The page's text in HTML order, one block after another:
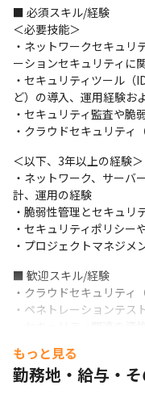
できる環境です
・各種セキュリティ施策
ができ、リーダーシップ
＜募集背景＞
事業拡大およびシステム
ジニアチームにセキュリ
えています。
クライアントからのデー
化が求められているため
■ 必須スキル/経験
＜必要技能＞
・ネットワークセキュリ
ーションセキュリティに
・セキュリティツール（
ど）の導入、運用経験お
・セキュリティ監査や脆
・クラウドセキュリティ
＜以下、3年以上の経験＞
・ネットワーク、サーバ
計、運用の経験
・脆弱性管理とセキュリ
・セキュリティポリシー
・プロジェクトマネジメ
■ 歓迎スキル/経験
・クラウドセキュリティ
・ペネトレーションテス
■ 求める人物像
もっと見る
勤務地・給与・